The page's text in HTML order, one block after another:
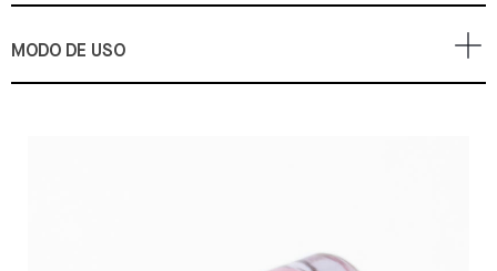
MODO DE USO